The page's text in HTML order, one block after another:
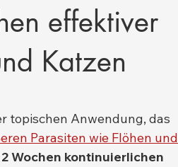
effektiver
Katzen
topischen Anwendung, das
Parasiten wie Flöhen und
Wochen kontinuierlichen